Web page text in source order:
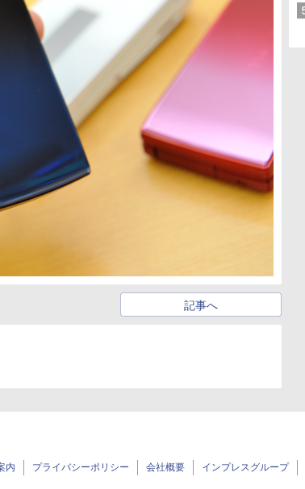
記事へ
内 プライバシーポリシー 会社概要 インプレスグループ